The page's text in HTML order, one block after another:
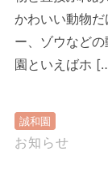
かわいい動物
ー、ゾウなど
園といえばホ
誠和園
お知らせ